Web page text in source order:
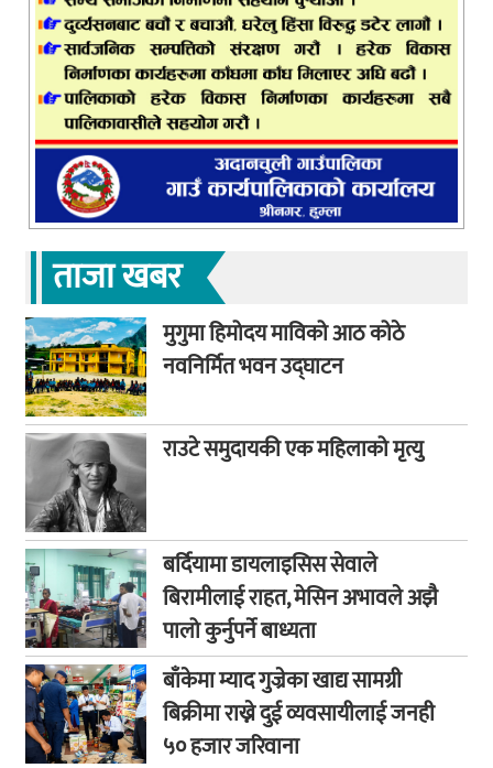
ताजा खबर
मुगुमा हिमोदय माविको आठ कोठे
नवनिर्मित भवन उद्घाटन
राउटे समुदायकी एक महिलाको मृत्यु
बर्दियामा डायलाइसिस सेवाले
बिरामीलाई राहत, मेसिन अभावले अझै
पालो कुर्नुपर्ने बाध्यता
बाँकेमा म्याद गुज्रेका खाद्य सामग्री
बिक्रीमा राख्ने दुई व्यवसायीलाई जनही
५० हजार जरिवाना